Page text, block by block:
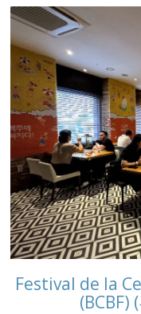
Festival de la
(BCBF)